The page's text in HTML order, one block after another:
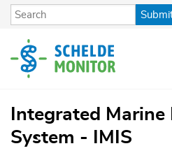
Skip
content
Integrated
System - IMIS